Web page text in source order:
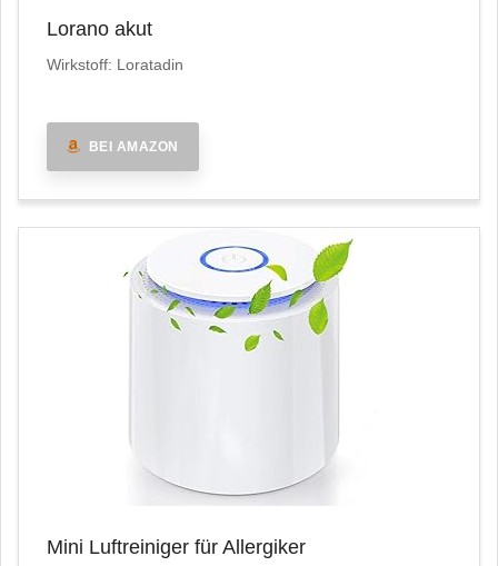
Lorano akut
Wirkstoff: Loratadin
BEI AMAZON
Mini Luftreiniger für Allergiker